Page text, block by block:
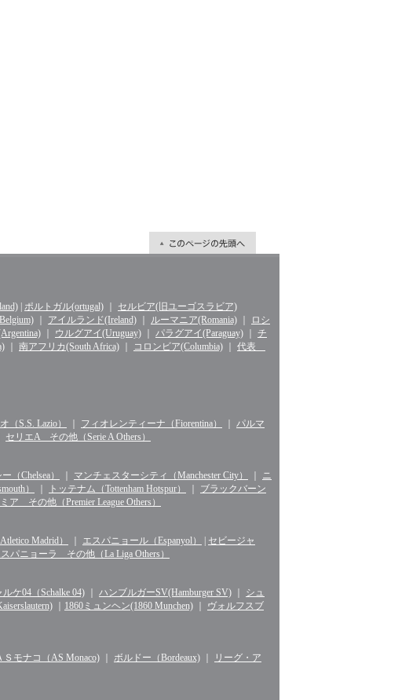
ポルトガル(ortugal)
セルビア(旧ユーゴスラビア)
アイルランド(Ireland) ルーマニア(Romania)
ロシ
ウルグアイ(Uruguay) パラグアイ(Paraguay)
チ
南アフリカ(South Africa) コロンビア(Columbia)
代表
（S.S. Lazio） フィオレンティーナ（Fiorentina）
パルマ
セリエA その他（Serie A Others）
（Chelsea） マンチェスターシティ（Manchester City）
ニ
） トッテナム（Tottenham Hotspur）
ブラックバーン
ア その他（Premier League Others）
Madrid） エスパニョール（Espanyol）
セビージャ
パニョーラ その他（La Liga Others）
ルケ04（Schalke 04) ハンブルガーSV(Hamburger SV)
シュ
1860ミュンヘン(1860 Munchen)
ヴォルフスブ
Ｓモナコ（AS Monaco) ボルドー（Bordeaux)
リーグ・ア